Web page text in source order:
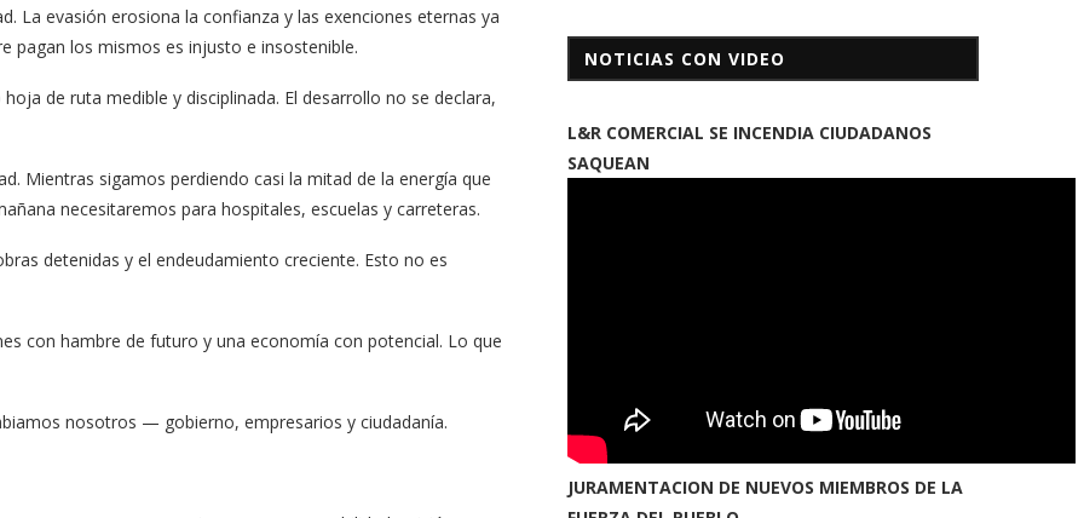
La evasión erosiona la confianza y las exenciones eternas ya
pagan los mismos es injusto e insostenible.
de ruta medible y disciplinada. El desarrollo no se declara,
Mientras sigamos perdiendo casi la mitad de la energía que
necesitaremos para hospitales, escuelas y carreteras.
detenidas y el endeudamiento creciente. Esto no es
con hambre de futuro y una economía con potencial. Lo que
nosotros — gobierno, empresarios y ciudadanía.
NOTICIAS CON VIDEO
L&R COMERCIAL SE INCENDIA CIUDADANOS
SAQUEAN
JURAMENTACION DE NUEVOS MIEMBROS DE LA